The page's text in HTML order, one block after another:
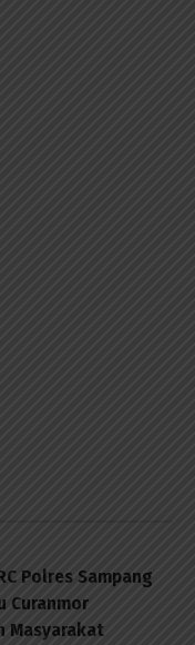
Polres Sampang
Curanmor
Masyarakat